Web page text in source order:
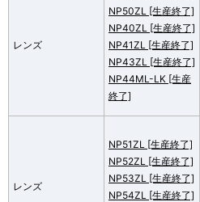
レンズ
NP50ZL [生産終了]
NP40ZL [生産終了]
NP41ZL [生産終了]
NP43ZL [生産終了]
NP44ML-LK [生産
終了]
レンズ
NP51ZL [生産終了]
NP52ZL [生産終了]
NP53ZL [生産終了]
NP54ZL [生産終了]